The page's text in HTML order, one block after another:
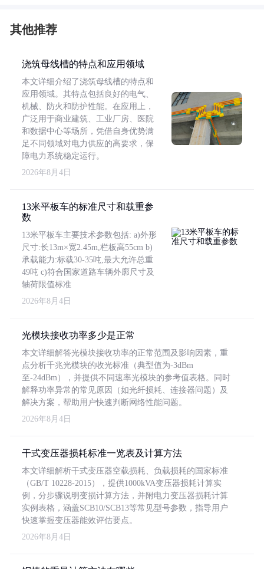
其他推荐
浇筑母线槽的特点和应用领域
本文详细介绍了浇筑母线槽的特点和
应用领域。其特点包括良好的电气、
机械、防火和防护性能。在应用上，
广泛用于商业建筑、工业厂房、医院
和数据中心等场所，凭借自身优势满
足不同领域对电力供应的高要求，保
障电力系统稳定运行。
2026年8月4日
13米平板车的标准尺寸和载重参
数
13米平板车主要技术参数包括: a)外形
尺寸:长13m×宽2.45m,栏板高55cm b)
承载能力:标载30-35吨,最大允许总重
49吨 c)符合国家道路车辆外廓尺寸及
轴荷限值标准
2026年8月4日
光模块接收功率多少是正常
本文详细解答光模块接收功率的正常范围及影响因素，重
点分析千兆光模块的收光标准（典型值为-3dBm
至-24dBm），并提供不同速率光模块的参考值表格。同时
解释功率异常的常见原因（如光纤损耗、连接器问题）及
解决方案，帮助用户快速判断网络性能问题。
2026年8月4日
干式变压器损耗标准一览表及计算方法
本文详细解析干式变压器空载损耗、负载损耗的国家标准
（GB/T 10228-2015），提供1000kVA变压器损耗计算实
例，分步骤说明变损计算方法，并附电力变压器损耗计算
实例表格，涵盖SCB10/SCB13等常见型号参数，指导用户
快速掌握变压器能效评估要点。
2026年8月4日